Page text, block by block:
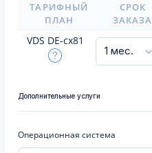
ТАРИФНЫЙ
ПЛАН
СРОК
ЗАКАЗА
VDS DE-cx81
Дополнительные услуги
Операционная система